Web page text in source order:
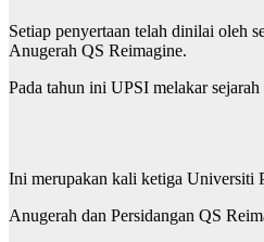
Setiap penyertaan telah dinilai oleh
Anugerah QS Reimagine.
Pada tahun ini UPSI melakar
Ini merupakan kali ketiga Universiti
Anugerah dan Persidangan QS